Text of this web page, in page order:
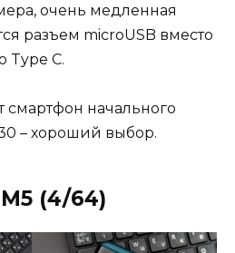
очень медленная
разъем microUSB вместо
Type C.
смартфон начального
– хороший выбор.
(4/64)